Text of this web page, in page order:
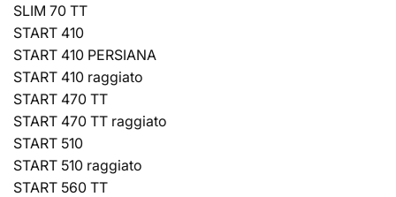
SLIM 70 TT
START 410
START 410 PERSIANA
START 410 raggiato
START 470 TT
START 470 TT raggiato
START 510
START 510 raggiato
START 560 TT